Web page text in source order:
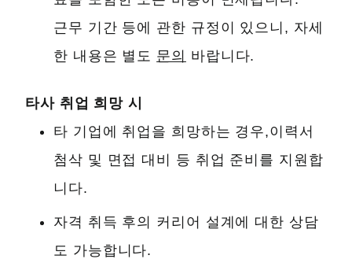
근무 기간 등에 관한 규정이 있으니, 자세
한 내용은 별도 문의 바랍니다.
타사 취업 희망 시
타 기업에 취업을 희망하는 경우,이력서
첨삭 및 면접 대비 등 취업 준비를 지원합
니다.
자격 취득 후의 커리어 설계에 대한 상담
도 가능합니다.